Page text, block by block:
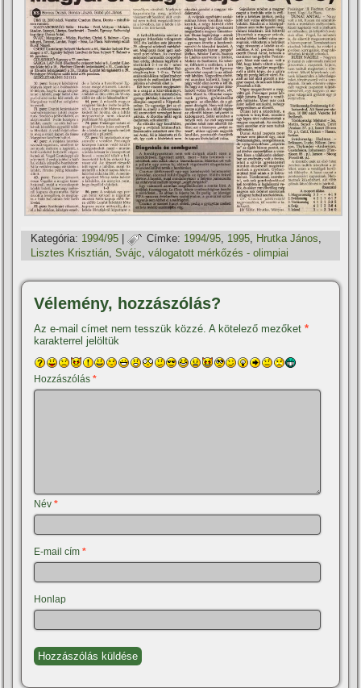
Kategória: 1994/95 | Címke: 1994/95, 1995, Hrutka János,
Lisztes Krisztián ,Svájc ,válogatott mérkőzés - olimpiai
Vélemény, hozzászólás?
Az e-mail címet nem tesszük közzé. A kötelező mezőket*
karakterrel jelöltük
Hozzászólás*
Név*
E-mail cím*
Honlap